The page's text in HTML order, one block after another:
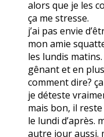
alors que je les
ça me stresse.
j’ai pas envie
mon amie
les lundis matins.
gênant et en
comment dire?
je déteste
mais bon, il
le lundi d’après.
autre jour aussi.